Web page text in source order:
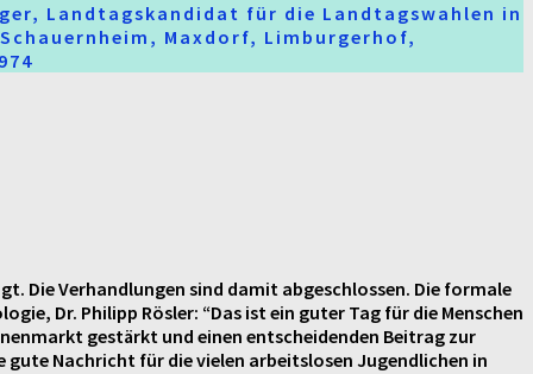
Landtagskandidat für die Landtagswahlen in
Maxdorf, Limburgerhof,
Die Verhandlungen sind damit abgeschlossen. Die formale
Dr. Philipp Rösler: “Das ist ein guter Tag für die Menschen
gestärkt und einen entscheidenden Beitrag zur
Nachricht für die vielen arbeitslosen Jugendlichen in